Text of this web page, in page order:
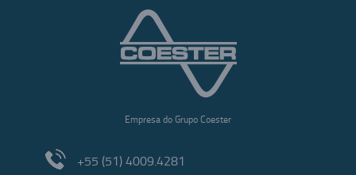
Empresa do Grupo Coester
+55 (51) 4009.4281